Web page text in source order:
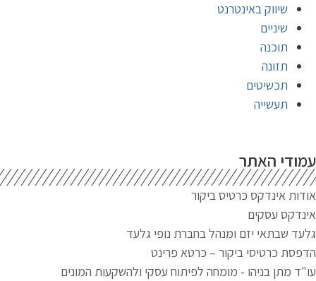
שיווק באינטרנט
שיניים
תוכנה
תזונה
תכשיטים
תעשייה
האתר
אינדקס כרטיס ביקור
עסקים
שבתאי יזם ומנהל בחברת נופי גלעד
כרטיסי ביקור – כרטא פרינט
מתן בניהו - מומחה לפיתוח עסקי ולהשקעות המונים